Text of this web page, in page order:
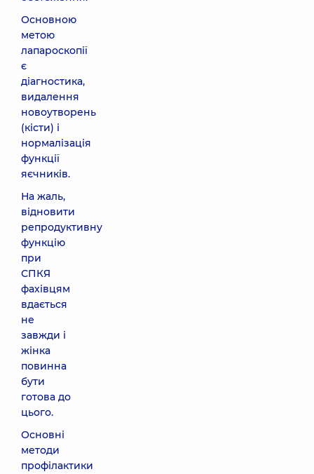
Основною
метою
лапароскопії
є
діагностика,
видалення
новоутворень
(кісти) і
нормалізація
функції
яєчників.
На жаль,
відновити
репродуктивну
функцію
при
СПКЯ
фахівцям
вдається
не
завжди і
жінка
повинна
бути
готова до
цього.
Основні
методи
профілактики